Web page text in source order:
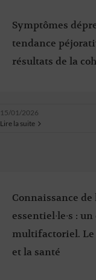
Symptômes
tendance
résultats de la
15/01/2026
Lire la suite
Connaissance de
essentiel∙le∙s :
multifactoriel. Le
et la santé